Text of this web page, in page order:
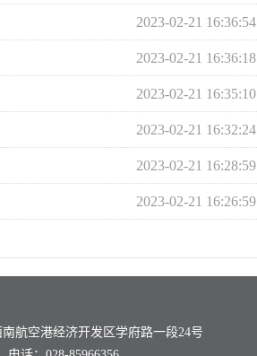
2023-02-21 16:36:54
2023-02-21 16:36:18
2023-02-21 16:35:10
2023-02-21 16:32:24
2023-02-21 16:28:59
2023-02-21 16:26:59
航空港经济开发区学府路一段24号